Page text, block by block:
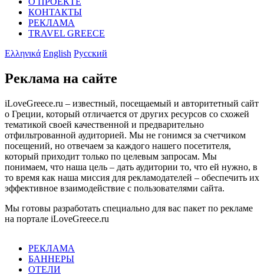
КОНТАКТЫ
РЕКЛАМА
TRAVEL GREECE
Ελληνικά English Русский
Реклама на сайте
iLoveGreece.ru – известный, посещаемый и авторитетный сайт
о Греции, который отличается от других ресурсов со схожей
тематикой своей качественной и предварительно
отфильтрованной аудиторией. Мы не гонимся за счетчиком
посещений, но отвечаем за каждого нашего посетителя,
который приходит только по целевым запросам. Мы
понимаем, что наша цель – дать аудитории то, что ей нужно, в
то время как наша миссия для рекламодателей – обеспечить их
эффективное взаимодействие с пользователями сайта.
Мы готовы разработать специально для вас пакет по рекламе
на портале iLoveGreece.ru
РЕКЛАМА
БАННЕРЫ
ОТЕЛИ